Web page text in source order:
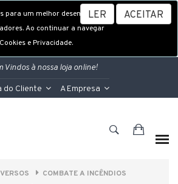
para um melhor desempenho e
Ao continuar a navegar
e Privacidade.
LER ACEITAR
Vindos à nossa loja online!
do Cliente A Empresa
COMBATE A INCÊNDIOS